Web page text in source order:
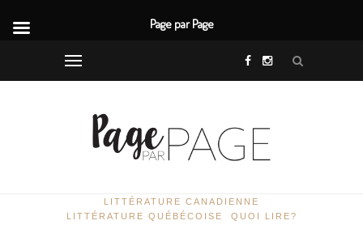
LITTÉRATURE CANADIENNE
LITTÉRATURE QUÉBÉCOISE
QUOI LIRE?
Page par Page